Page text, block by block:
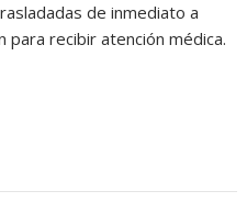
de inmediato a
recibir atención médica.